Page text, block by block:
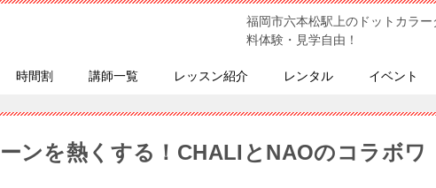
福岡市六本松駅上のドットカラ
料体験・見学自由！
時間割 講師一覧 レッスン紹介 レンタル イベント
ンを熱くする！CHALIとNAOのコラボワ